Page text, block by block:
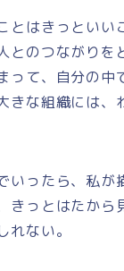
とはきっといい
とのつながりを
って、自分の中
きな組織には、
いったら、私が
きっとはたから
れない。